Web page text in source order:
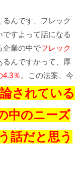
んです、フレック
すよって話になる
企業の中でフレック
るんですかって、厚
4.3％ 。この法案、今
されている
中のニーズ
話だと思う